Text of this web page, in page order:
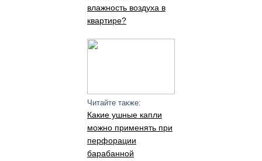
влажность воздуха в
квартире?
Читайте также:
Какие ушные капли
можно применять при
перфорации
барабанной